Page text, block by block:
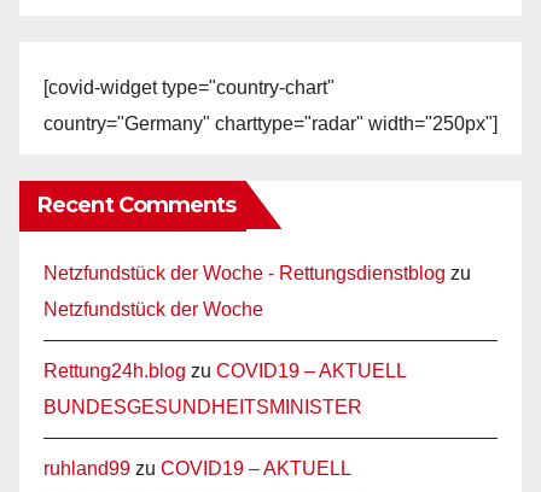
[covid-widget type="country-chart"
country="Germany" charttype="radar" width="250px"]
Recent Comments
Netzfundstück der Woche - Rettungsdienstblog zu
Netzfundstück der Woche
Rettung24h.blog zu COVID19 – AKTUELL
BUNDESGESUNDHEITSMINISTER
ruhland99 zu COVID19 – AKTUELL